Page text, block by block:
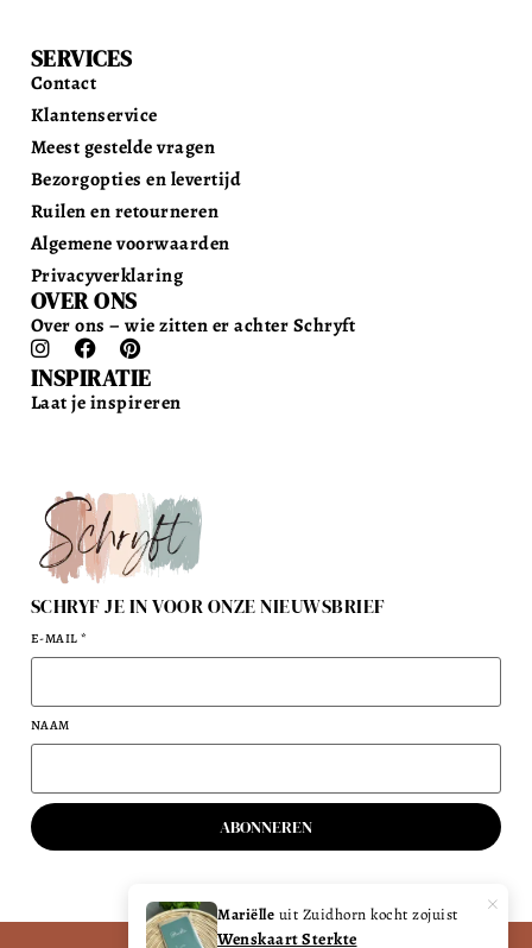
SCHRYF JE IN VOOR ONZE NIEUWSBRIEF
E-MAIL*
NAAM
ABONNEREN
SERVICES
Contact
Klantenservice
Meest gestelde vragen
Bezorgopties en levertijd
Ruilen en retourneren
Algemene voorwaarden
Privacyverklaring
OVER ONS
Over ons – wie zitten er achter Schryft
INSPIRATIE
Laat je inspireren
Mariëlle uit Zuidhorn kocht zojuist